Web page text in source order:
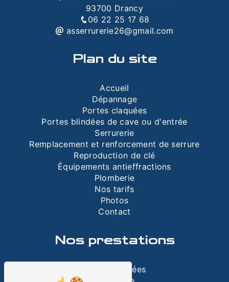
93700 Drancy
06 22 25 17 68
asserrurerie26@gmail.com
Plan du site
Accueil
Dépannage
Portes claquées
Portes blindées de cave ou d'entrée
Serrurerie
Remplacement et renforcement de serrure
Reproduction de clé
Équipements antieffractions
Plomberie
Nos tarifs
Photos
Contact
Nos prestations
Portes blindées